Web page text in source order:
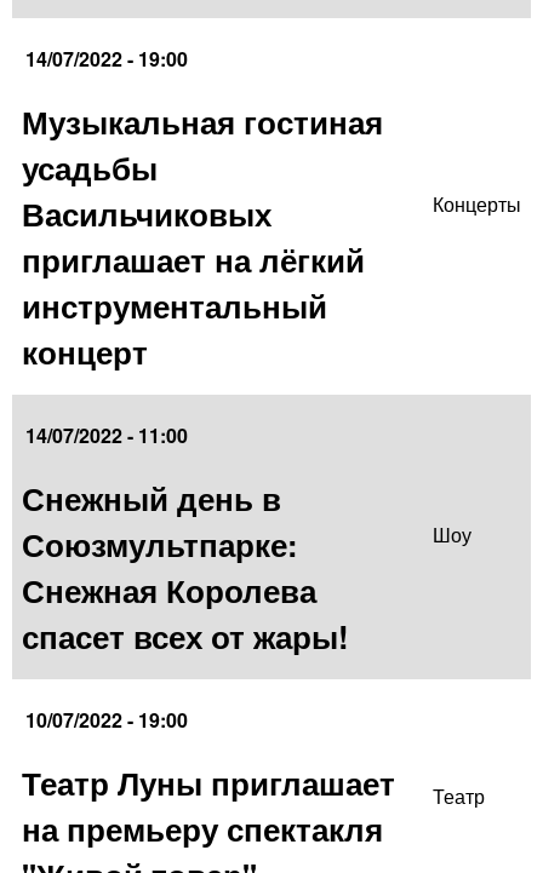
14/07/2022 - 19:00
Музыкальная гостиная
усадьбы
Васильчиковых
приглашает на лёгкий
инструментальный
концерт
Концерты
14/07/2022 - 11:00
Снежный день в
Союзмультпарке:
Снежная Королева
спасет всех от жары!
Шоу
10/07/2022 - 19:00
Театр Луны приглашает
на премьеру спектакля
Театр